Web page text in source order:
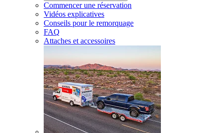
Commencer une réservation
Vidéos explicatives
Conseils pour le remorquage
FAQ
Attaches et accessoires